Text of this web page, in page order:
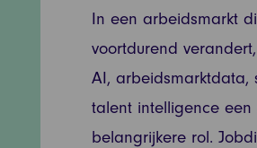
In een arbeidsmarkt
voortdurend
AI, arbeidsmarktdata,
talent intelligence een
belangrijkere rol.